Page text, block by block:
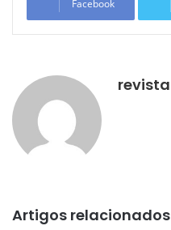
Facebook
revista
Artigos relacionados